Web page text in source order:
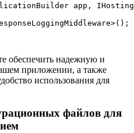
app,
обеспечить надежную и
приложении, а также
использования для
файлов для